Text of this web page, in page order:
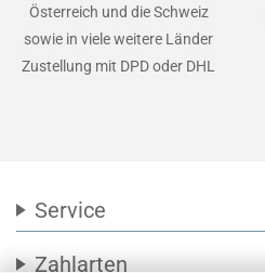
Österreich und die Schweiz
sowie in viele weitere Länder
Zustellung mit DPD oder DHL
Service
Zahlarten